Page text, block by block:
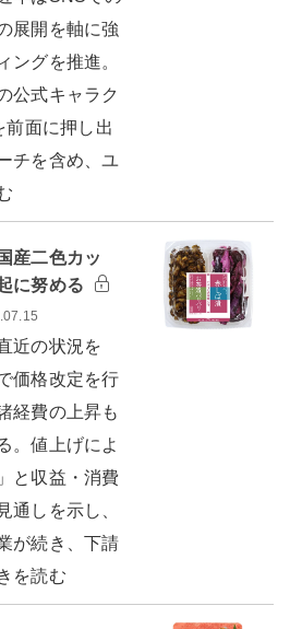
展開を軸に強
ングを推進。
公式キャラク
前面に押し出
チを含め、ユ
産二色カッ
に努める
近の状況を
価格改定を行
経費の上昇も
。値上げによ
と収益・消費
通しを示し、
が続き、下請
を読む